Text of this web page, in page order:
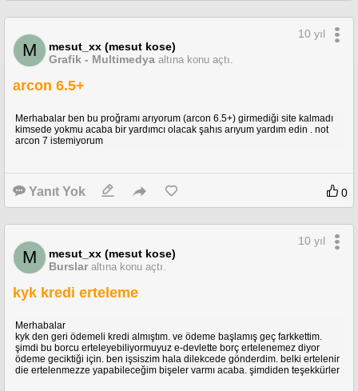
M
mesut_xx (mesut kose)
Grafik - Multimedya altına konu açtı.
10 yıl
arcon 6.5+
Merhabalar ben bu proğramı arıyorum (arcon 6.5+) girmediği site kalmadı
kimsede yokmu acaba bir yardımcı olacak şahıs arıyum yardım edin . not
arcon 7 istemiyorum
Yanıt Yok 0
M
mesut_xx (mesut kose)
Burslar altına konu açtı.
10 yıl
kyk kredi erteleme
Merhabalar
kyk den geri ödemeli kredi almıştım. ve ödeme başlamış geç farkkettim.
şimdi bu borcu erteleyebiliyormuyuz e-devlette borç ertelenemez diyor
ödeme geciktiği için. ben işsiszim hala dilekcede gönderdim. belki ertelenir
die ertelenmezze yapabileceğim bişeler varmı acaba. şimdiden teşekkürler